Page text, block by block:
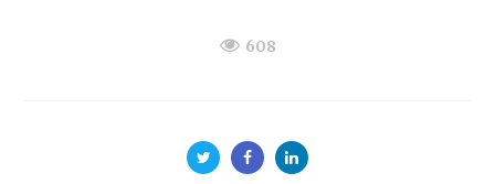
608